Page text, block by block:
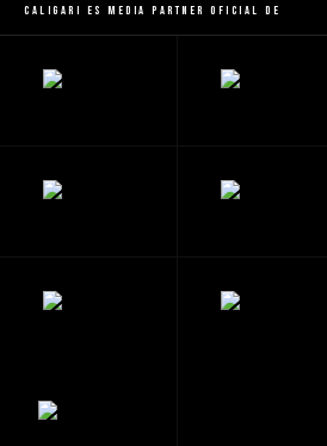
Caligari es Media Partner Oficial de